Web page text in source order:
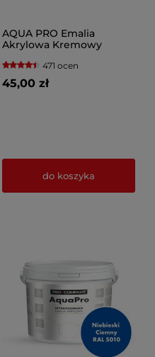
AQUA PRO Emalia
Akrylowa Kremowy
471 ocen
45,00 zł
do koszyka